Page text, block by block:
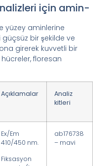
için amin-
yüzey aminlerine
bir şekilde ve
girerek kuvvetli bir
floresan
Açıklamalar
Analiz
kitleri
Ex/Em
410/450 nm.
Fiksasyon
ab176738
– mavi